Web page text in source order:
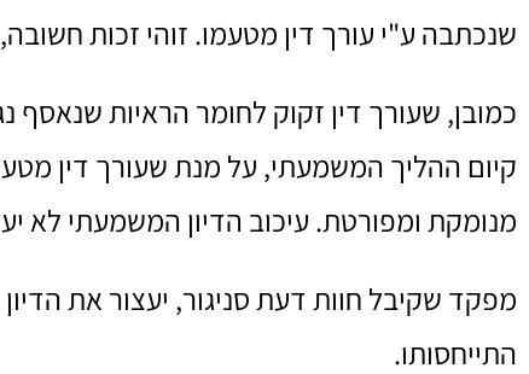
שנכתבה ע"י עורך דין מטעמו. זוהי זכות
כמובן, שעורך דין זקוק לחומר הראיות
קיום ההליך המשמעתי, על מנת שעורך דין
מנומקת ומפורטת. עיכוב הדיון המשמעתי לא יעלה על 7 ימים, אלא אם פרקליט
מפקד שקיבל חוות דעת סניגור, יעצור את
התייחסותו.